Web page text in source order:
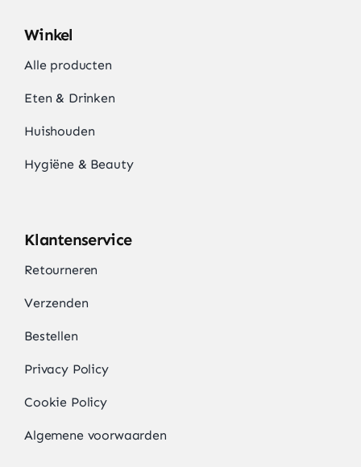
Winkel
Alle producten
Eten & Drinken
Huishouden
Hygiëne & Beauty
Klantenservice
Retourneren
Verzenden
Bestellen
Privacy Policy
Cookie Policy
Algemene voorwaarden